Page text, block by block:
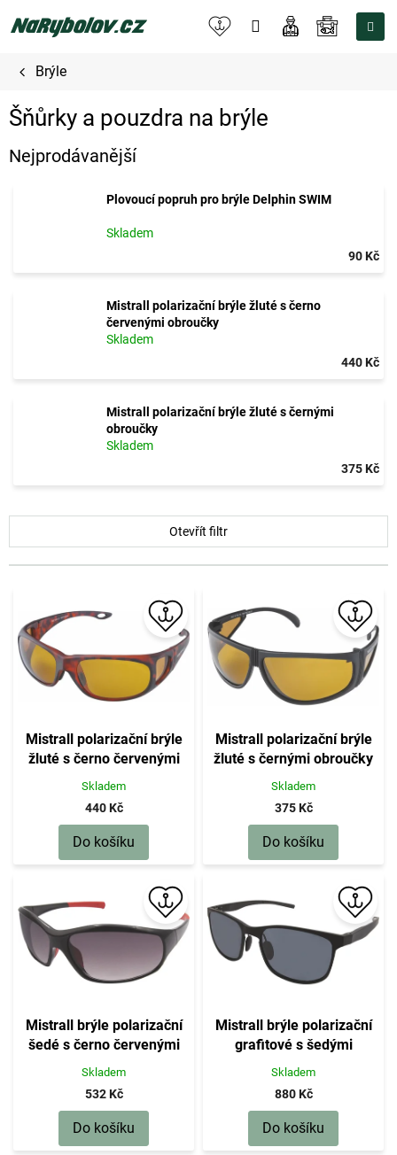
na
NÁKUPNÍ
Brýle
Šňůrky a pouzdra na brýle
Nejprodávanější
Plovoucí popruh pro brýle Delphin SWIM
Skladem
90 Kč
Mistrall polarizační brýle žluté s černo
červenými obroučky
Skladem
440 Kč
Mistrall polarizační brýle žluté s černými
obroučky
Skladem
375 Kč
Otevřít filtr
ý
p
Mistrall polarizační brýle
žluté s černo červenými
obroučky
Skladem
440 Kč
Do košíku
Mistrall polarizační brýle
žluté s černými obroučky
Skladem
375 Kč
Do košíku
Mistrall brýle polarizační
šedé s černo červenými
obroučky
Skladem
532 Kč
Do košíku
Mistrall brýle polarizační
grafitové s šedými
obroučky a hliníkovým
Skladem
880 Kč
Do košíku